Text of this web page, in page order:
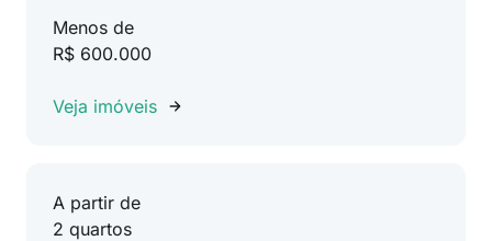
Menos de
R$ 600.000
Veja imóveis
A partir de
2 quartos